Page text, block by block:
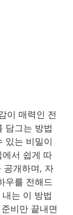
이 매력인 전
담그는 방법
있는 비밀이
서 쉽게 따
공개하며, 자
우를 전해드
는 이 방법
비만 끝내면